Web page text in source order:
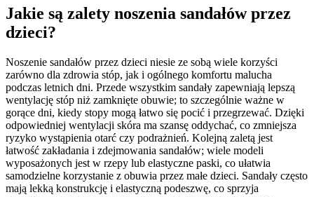
Jakie są zalety noszenia sandałów przez
dzieci?
Noszenie sandałów przez dzieci niesie ze sobą wiele korzyści
zarówno dla zdrowia stóp, jak i ogólnego komfortu malucha
podczas letnich dni. Przede wszystkim sandały zapewniają lepszą
wentylację stóp niż zamknięte obuwie; to szczególnie ważne w
gorące dni, kiedy stopy mogą łatwo się pocić i przegrzewać. Dzięki
odpowiedniej wentylacji skóra ma szansę oddychać, co zmniejsza
ryzyko wystąpienia otarć czy podrażnień. Kolejną zaletą jest
łatwość zakładania i zdejmowania sandałów; wiele modeli
wyposażonych jest w rzepy lub elastyczne paski, co ułatwia
samodzielne korzystanie z obuwia przez małe dzieci. Sandały często
mają lekką konstrukcję i elastyczną podeszwę, co sprzyja